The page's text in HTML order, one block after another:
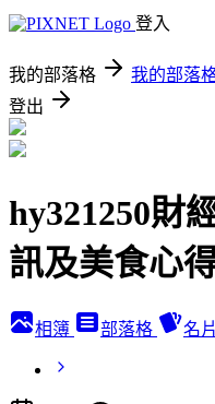
登入
我的部落格 我的部落
登出
hy321250財
訊及美食心
相簿 部落格 名片